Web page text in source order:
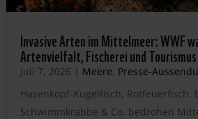
Invasive Arten im Mittelmeer: WWF
Artenvielfalt, Fischerei und Tourismus
Juli 7, 2026 | Meere, Presse-
Hasenkopf-Kugelfisch, Rotfeuerfisch,
Schwimmkrabbe & Co. bedrohen